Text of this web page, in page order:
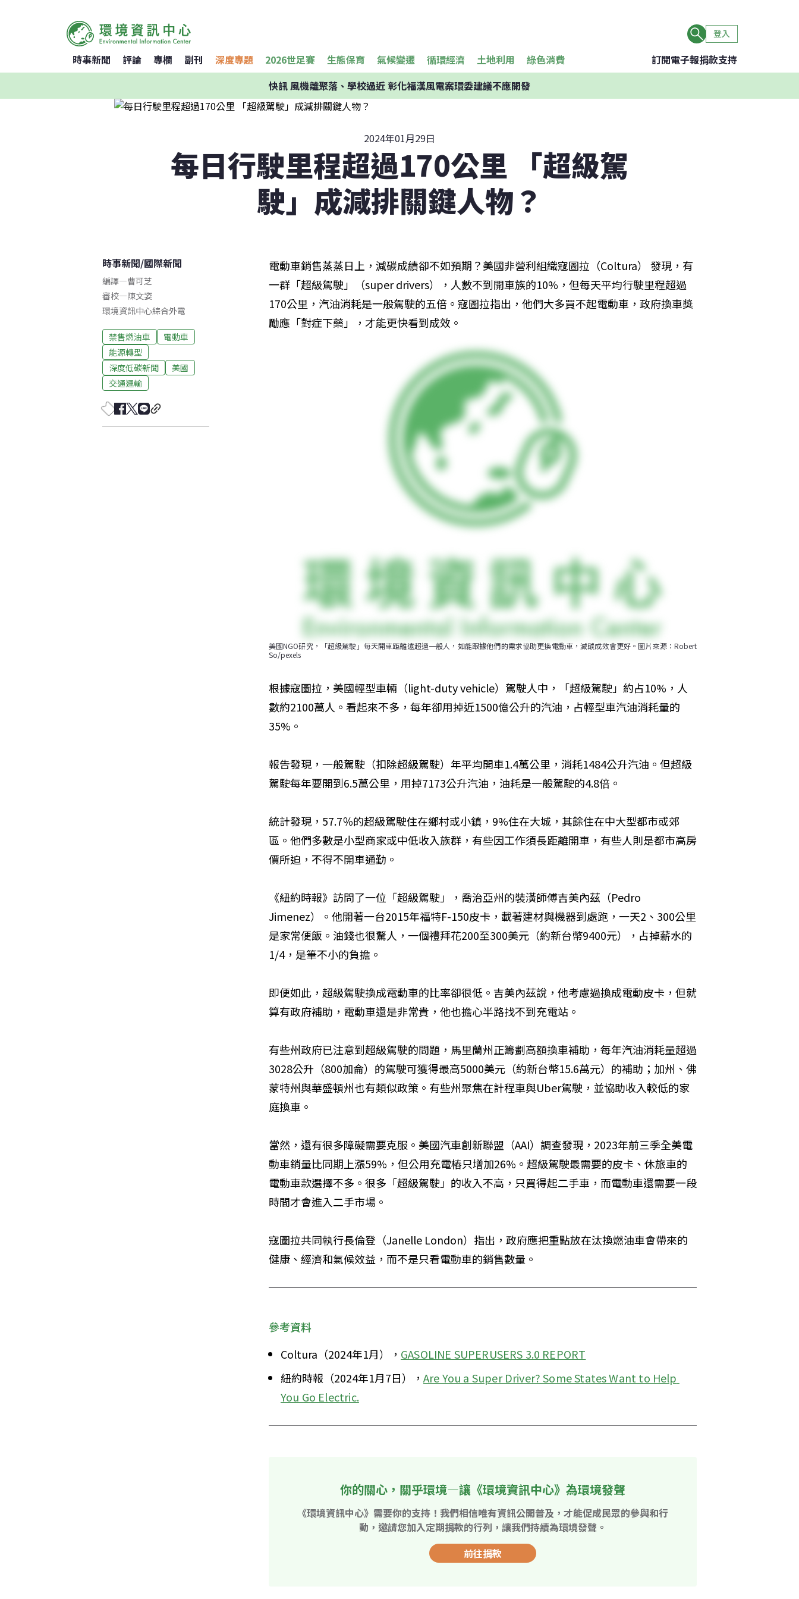
登入
時事新聞 評論 專欄 副刊 深度專題 2026世足賽 生態保育 氣候變遷 循環經濟 土地利用 綠色消費 訂閱電子報捐款支持
快訊風機離聚落、學校過近 彰化福漢風電案環委建議不應開發
2024年01月29日
每日行駛里程超過170公里 「超級駕
駛」成減排關鍵人物？
時事新聞/國際新聞
編譯—曹可芝
審校—陳文姿
環境資訊中心綜合外電
禁售燃油車
電動車
能源轉型
深度低碳新聞
美國
交通運輸
電動車銷售蒸蒸日上，減碳成績卻不如預期？美國非營利組織寇圖拉（Coltura） 發現，有
一群「超級駕駛」（super drivers），人數不到開車族的10%，但每天平均行駛里程超過
170公里，汽油消耗是一般駕駛的五倍。寇圖拉指出，他們大多買不起電動車，政府換車獎
勵應「對症下藥」，才能更快看到成效。
美國NGO研究，「超級駕駛」每天開車距離遠超過一般人，如能跟據他們的需求協助更換電動車，減碳成效會更好。圖片來源：Robert
So/pexels
根據寇圖拉，美國輕型車輛（light-duty vehicle）駕駛人中，「超級駕駛」約占10%，人
數約2100萬人。看起來不多，每年卻用掉近1500億公升的汽油，占輕型車汽油消耗量的
35%。
報告發現，一般駕駛（扣除超級駕駛）年平均開車1.4萬公里，消耗1484公升汽油。但超級
駕駛每年要開到6.5萬公里，用掉7173公升汽油，油耗是一般駕駛的4.8倍。
統計發現，57.7％的超級駕駛住在鄉村或小鎮，9%住在大城，其餘住在中大型都市或郊
區。他們多數是小型商家或中低收入族群，有些因工作須長距離開車，有些人則是都市高房
價所迫，不得不開車通勤。
《紐約時報》訪問了一位「超級駕駛」，喬治亞州的裝潢師傅吉美內茲（Pedro
Jimenez）。他開著一台2015年福特F-150皮卡，載著建材與機器到處跑，一天2、300公里
是家常便飯。油錢也很驚人，一個禮拜花200至300美元（約新台幣9400元），占掉薪水的
1/4，是筆不小的負擔。
即便如此，超級駕駛換成電動車的比率卻很低。吉美內茲說，他考慮過換成電動皮卡，但就
算有政府補助，電動車還是非常貴，他也擔心半路找不到充電站。
有些州政府已注意到超級駕駛的問題，馬里蘭州正籌劃高額換車補助，每年汽油消耗量超過
3028公升（800加侖）的駕駛可獲得最高5000美元（約新台幣15.6萬元）的補助；加州、佛
蒙特州與華盛頓州也有類似政策。有些州聚焦在計程車與Uber駕駛，並協助收入較低的家
庭換車。
當然，還有很多障礙需要克服。美國汽車創新聯盟（AAI）調查發現，2023年前三季全美電
動車銷量比同期上漲59%，但公用充電樁只增加26%。超級駕駛最需要的皮卡、休旅車的
電動車款選擇不多。很多「超級駕駛」的收入不高，只買得起二手車，而電動車還需要一段
時間才會進入二手市場。
寇圖拉共同執行長倫登（Janelle London）指出，政府應把重點放在汰換燃油車會帶來的
健康、經濟和氣候效益，而不是只看電動車的銷售數量。
參考資料
Coltura（2024年1月）， GASOLINE SUPERUSERS 3.0 REPORT
紐約時報（2024年1月7日），Are You a Super Driver? Some States Want to Help
You Go Electric.
你的關心，關乎環境—讓《環境資訊中心》為環境發聲
《環境資訊中心》需要你的支持！我們相信唯有資訊公開普及，才能促成民眾的參與和行
動，邀請您加入定期捐款的行列，讓我們持續為環境發聲。
前往捐款